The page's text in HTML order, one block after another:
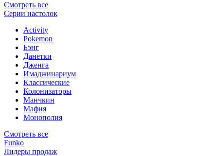
Смотреть все
Серии настолок
Activity
Pokemon
Бэнг
Данетки
Дженга
Имаджинариум
Классические
Колонизаторы
Манчкин
Мафия
Монополия
Смотреть все
Funko
Лидеры продаж